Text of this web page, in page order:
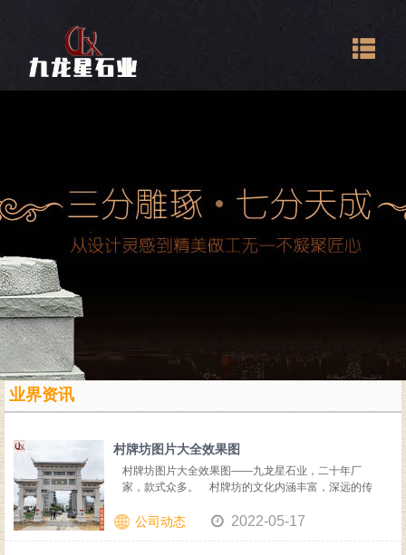
业界资讯
村牌坊图片大全效果图
村牌坊图片大全效果图——九龙星石业，二十年厂
家，款式众多。 村牌坊的文化内涵丰富，深远的传
公司动态 2022-05-17